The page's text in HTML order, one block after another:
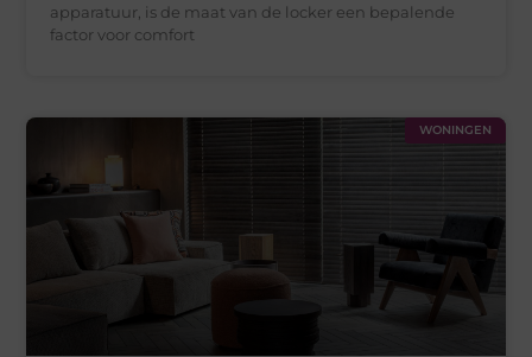
apparatuur, is de maat van de locker een bepalende
factor voor comfort
WONINGEN